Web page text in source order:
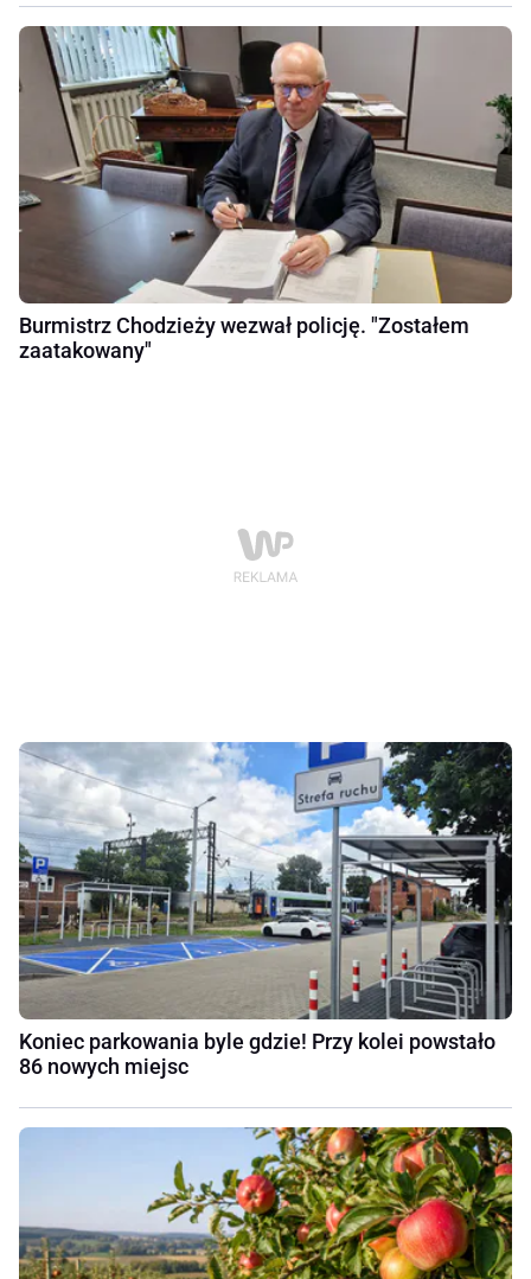
Burmistrz Chodzieży wezwał policję. "Zostałem
zaatakowany"
Koniec parkowania byle gdzie! Przy kolei powstało
86 nowych miejsc